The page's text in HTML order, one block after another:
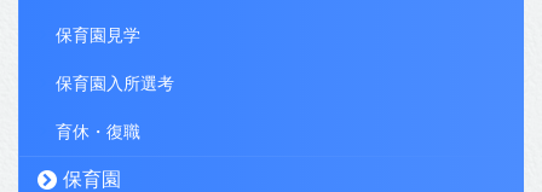
保育園見学
保育園入所選考
育休・復職
保育園